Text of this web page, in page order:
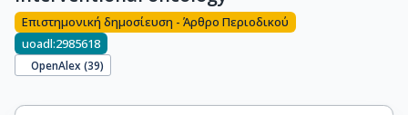
Επιστημονική δημοσίευση - Άρθρο Περιοδικού
uoadl:2985618
OpenAlex (39)